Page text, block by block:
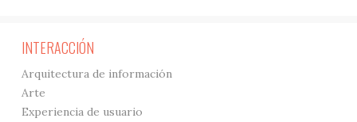
INTERACCIÓN
Arquitectura de información
Arte
Experiencia de usuario